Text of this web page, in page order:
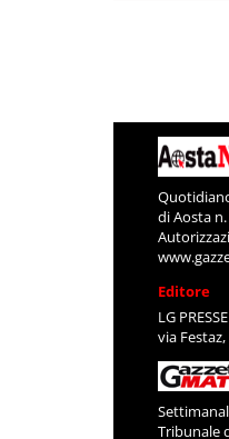
di Aosta
Editore
LG
via Festaz,
Tribunale